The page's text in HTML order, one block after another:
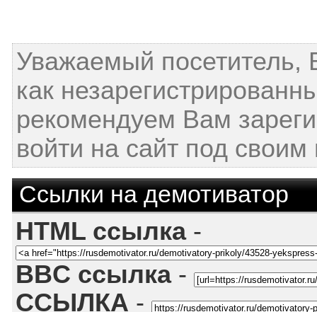
Уважаемый посетитель,
как
рекомендуем Вам
войти на сайт под
Ссылки на демотиватор
HTML ссылка-
BBC ссылка-
ССЫЛКА -